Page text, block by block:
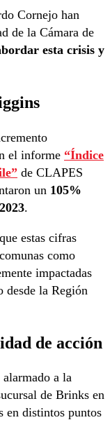
Cornejo han
de la Cámara de
esta crisis y
el informe “Índice
de CLAPES
un 105%
.
estas cifras
como
impactadas
desde la Región
de acción
alarmado a la
de Brinks en
en distintos puntos